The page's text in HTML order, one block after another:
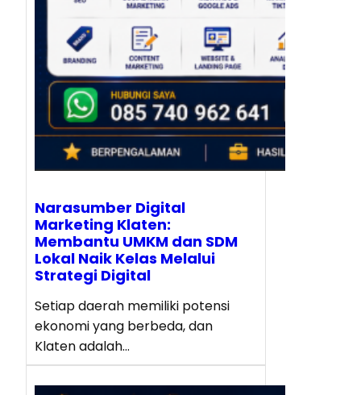
Narasumber Digital
Marketing Klaten:
Membantu UMKM dan SDM
Lokal Naik Kelas Melalui
Strategi Digital
Setiap daerah memiliki potensi
ekonomi yang berbeda, dan
Klaten adalah…